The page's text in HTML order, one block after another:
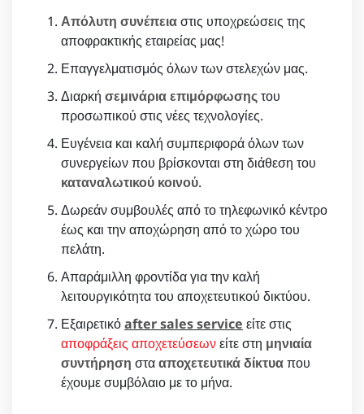
Απόλυτη συνέπειαστις υποχρεώσεις της
αποφρακτικής εταιρείας μας!
Επαγγελματισμός όλων των στελεχών μας.
Διαρκή σεμινάρια επιμόρφωσηςτου
προσωπικού στις νέες τεχνολογίες.
Ευγένεια και καλή συμπεριφορά όλων των
συνεργείων που βρίσκονται στη διάθεση του
καταναλωτικού κοινού.
Δωρεάν συμβουλές από το τηλεφωνικό κέντρο
έως και την αποχώρηση από το χώρο του
πελάτη.
Απαράμιλλη φροντίδα για την καλή
λειτουργικότητα του αποχετευτικού δικτύου.
Εξαιρετικόafter sales service είτε στις
αποφράξεις αποχετεύσεωνείτε στη μηνιαία
συντήρηση στααποχετευτικά δίκτυαπου
έχουμε συμβόλαιο με το μήνα.